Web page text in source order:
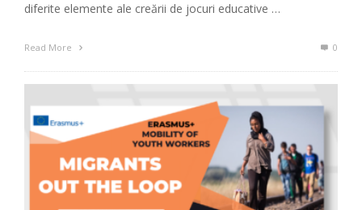
diferite elemente ale creării de jocuri educative …
Read More 0